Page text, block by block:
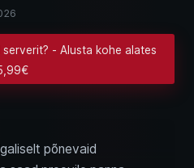
serverit? - Alusta kohe alates
põnevaid